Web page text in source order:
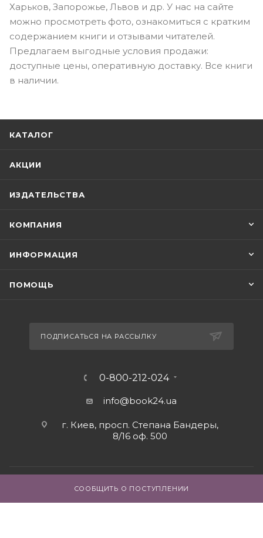
СООБЩИТЬ О ПОСТУПЛЕНИИ
Харьков, Запорожье, Львов и др. У нас на сайте
можно просмотреть фото, ознакомиться с кратким
содержанием книги и отзывами читателей.
Предлагаем выгодные условия продажи:
доступные цены, оперативную доставку. Все книги
в наличии.
КАТАЛОГ
АКЦИИ
ИЗДАТЕЛЬСТВА
КОМПАНИЯ
ИНФОРМАЦИЯ
ПОМОЩЬ
ПОДПИСАТЬСЯ НА РАССЫЛКУ
0-800-212-024
info@book24.ua
г. Киев, просп. Степана Бандеры,
8/16 оф. 500